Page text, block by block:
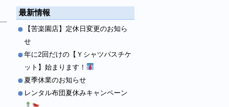
最新情報
【苦楽園店】定休日変更のお知ら
せ
年に2回だけの【Ｙシャツパスチケ
ット】始まります！
夏季休業のお知らせ
レンタル布団夏休みキャンペーン